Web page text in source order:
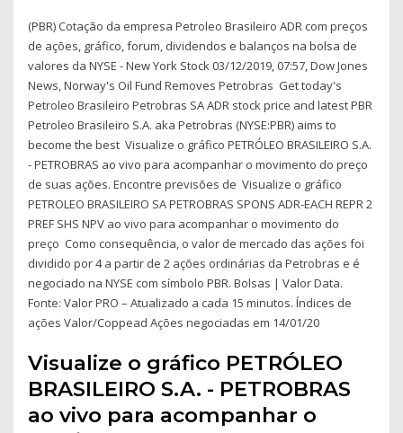
(PBR) Cotação da empresa Petroleo Brasileiro ADR com preços
de ações, gráfico, forum, dividendos e balanços na bolsa de
valores da NYSE - New York Stock 03/12/2019, 07:57, Dow Jones
News, Norway's Oil Fund Removes Petrobras Get today's
Petroleo Brasileiro Petrobras SA ADR stock price and latest PBR
Petroleo Brasileiro S.A. aka Petrobras (NYSE:PBR) aims to
become the best Visualize o gráfico PETRÓLEO BRASILEIRO S.A.
- PETROBRAS ao vivo para acompanhar o movimento do preço
de suas ações. Encontre previsões de Visualize o gráfico
PETROLEO BRASILEIRO SA PETROBRAS SPONS ADR-EACH REPR 2
PREF SHS NPV ao vivo para acompanhar o movimento do
preço Como consequência, o valor de mercado das ações foi
dividido por 4 a partir de 2 ações ordinárias da Petrobras e é
negociado na NYSE com símbolo PBR. Bolsas | Valor Data.
Fonte: Valor PRO – Atualizado a cada 15 minutos. Índices de
ações Valor/Coppead Ações negociadas em 14/01/20
Visualize o gráfico PETRÓLEO
BRASILEIRO S.A. - PETROBRAS
ao vivo para acompanhar o